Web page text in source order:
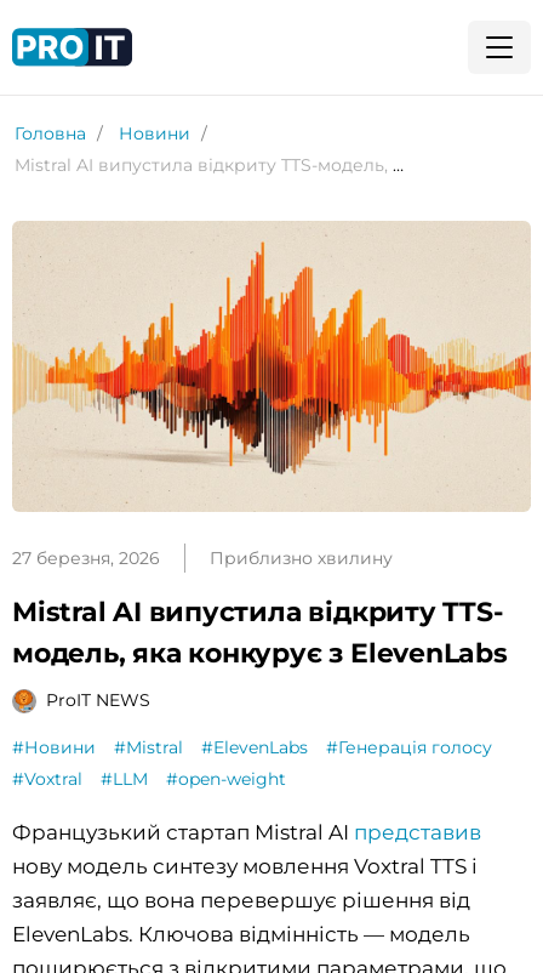
Головна
Новини
Mistral AI випустила відкриту TTS-модель, яка конкурує з ElevenLabs
27 березня, 2026 Приблизно хвилину
Mistral AI випустила відкриту TTS-
модель, яка конкурує з ElevenLabs
ProIT NEWS
#Новини #Mistral #ElevenLabs
#Генерація голосу
#Voxtral
#LLM #open-weight
Французький стартап Mistral AI представив
нову модель синтезу мовлення Voxtral TTS і
заявляє, що вона перевершує рішення від
ElevenLabs. Ключова відмінність — модель
поширюється з відкритими параметрами, що